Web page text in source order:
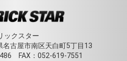
ックスター
古屋市南区天白町5丁目13
FAX：052-619-7551